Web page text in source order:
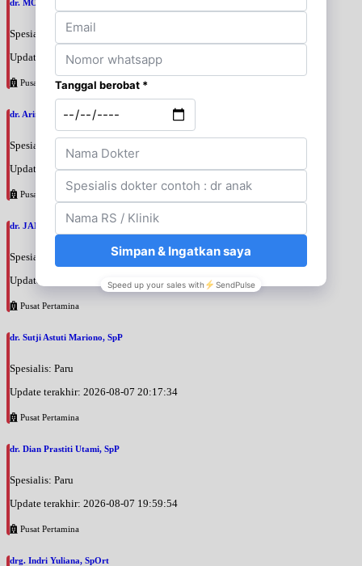
dr. MOCHAMAD PASHA, SpPD
Spesialis: Penyakit Dalam
Update terakhir: 2026-08-07 20:35:45
Pusat Pertamina
dr. Arini Purwono, SpP
Spesialis: Paru
Update terakhir: 2026-08-07 20:25:58
Pusat Pertamina
dr. JANUAR HABIBI, SpP
Spesialis: Paru
Update terakhir: 2026-08-07 20:23:50
Pusat Pertamina
dr. Sutji Astuti Mariono, SpP
Spesialis: Paru
Update terakhir: 2026-08-07 20:17:34
Pusat Pertamina
dr. Dian Prastiti Utami, SpP
Spesialis: Paru
Update terakhir: 2026-08-07 19:59:54
Pusat Pertamina
drg. Indri Yuliana, SpOrt